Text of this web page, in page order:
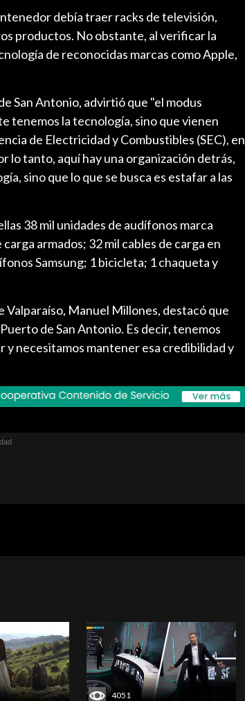
debía traer racks de televisión,
productos. No obstante, al verificar la
de reconocidas marcas como Apple,
San Antonio, advirtió que "el modus
tenemos la tecnología, sino que vienen
de Electricidad y Combustibles (SEC), en
lo tanto, aquí hay una organización detrás,
sino que lo que se busca es estafar a las
38 mil unidades de audífonos marca
armados; 32 mil cables de carga en
Samsung; 1 bicicleta; 1 chaqueta y
Valparaíso, Manuel Millones, destacó que
de San Antonio. Es decir, tenemos
necesitamos mantener esa credibilidad y
4051